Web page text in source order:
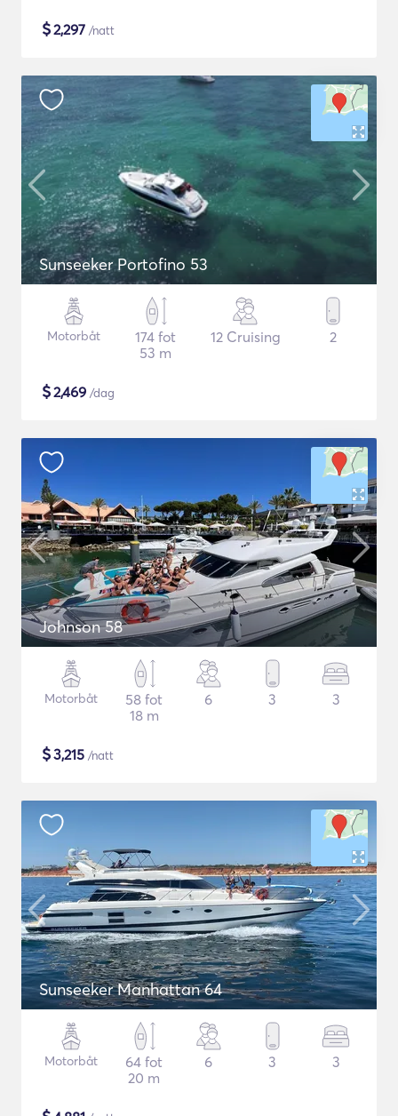
$2,297 /natt
Sunseeker Portofino 53
Motorbåt
174 fot
53 m
12 Cruising 2
$2,469 /dag
Johnson 58
Motorbåt
58 fot
18 m
6 3 3
$3,215 /natt
Sunseeker Manhattan 64
Motorbåt
64 fot
20 m
6 3 3